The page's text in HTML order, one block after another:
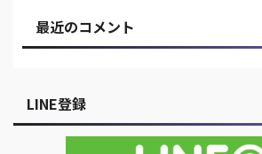
最近のコメント
LINE登録